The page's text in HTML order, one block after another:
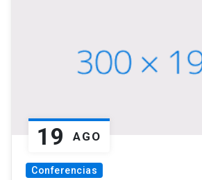
19 AGO
Conferencias